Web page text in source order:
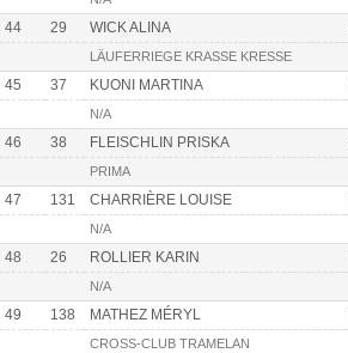
44 29 WICK ALINA
LÄUFERRIEGE KRASSE KRESSE
45 37 KUONI MARTINA
N/A
46 38 FLEISCHLIN PRISKA
PRIMA
47 131 CHARRIÈRE LOUISE
N/A
48 26 ROLLIER KARIN
N/A
49 138 MATHEZ MÉRYL
CROSS-CLUB TRAMELAN